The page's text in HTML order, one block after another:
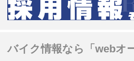
バイク情報なら「webオ